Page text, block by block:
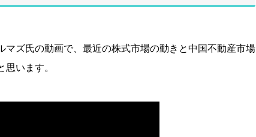
ズ氏の動画で、最近の株式市場の動きと中国不動産市場
います。